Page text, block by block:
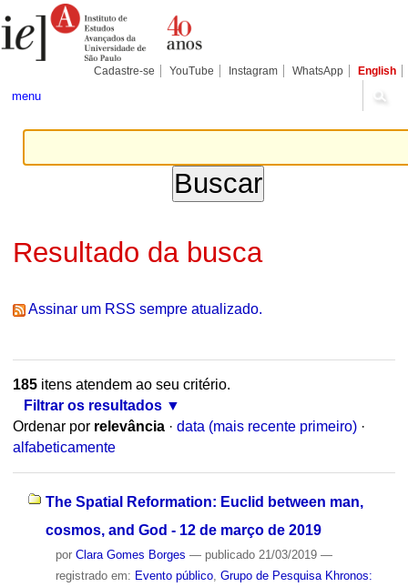
para
conteúdo.
Pessoais
Cadastre-se YouTube Instagram WhatsApp English
menu
Resultado da busca
Assinar um RSS sempre atualizado.
185itens atendem ao seu critério.
Filtrar os resultados
Ordenar por relevância · data (mais recente primeiro) ·
alfabeticamente
The Spatial Reformation: Euclid between man,
cosmos, and God - 12 de março de 2019
por Clara Gomes Borges — publicado21/03/2019 —
registrado em: Evento público, Grupo de Pesquisa Khronos: